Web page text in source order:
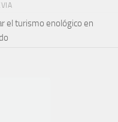
el turismo enológico en